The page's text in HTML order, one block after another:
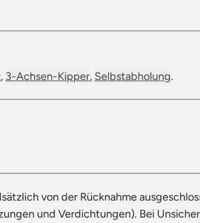
, 3-Achsen-Kipper, Selbstabholung.
von der Rücknahme
und Verdichtungen). Bei